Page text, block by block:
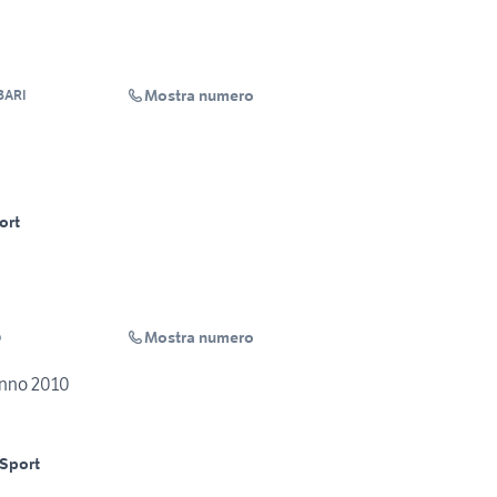
Mostra numero
Mostra numero
2010
Sport